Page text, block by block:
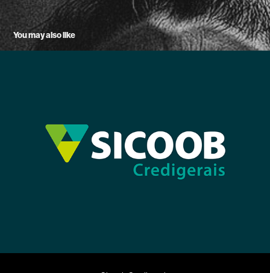
You may also like